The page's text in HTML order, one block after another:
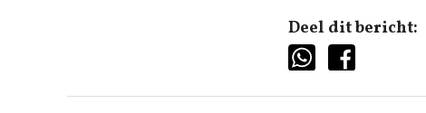
Deel dit bericht: